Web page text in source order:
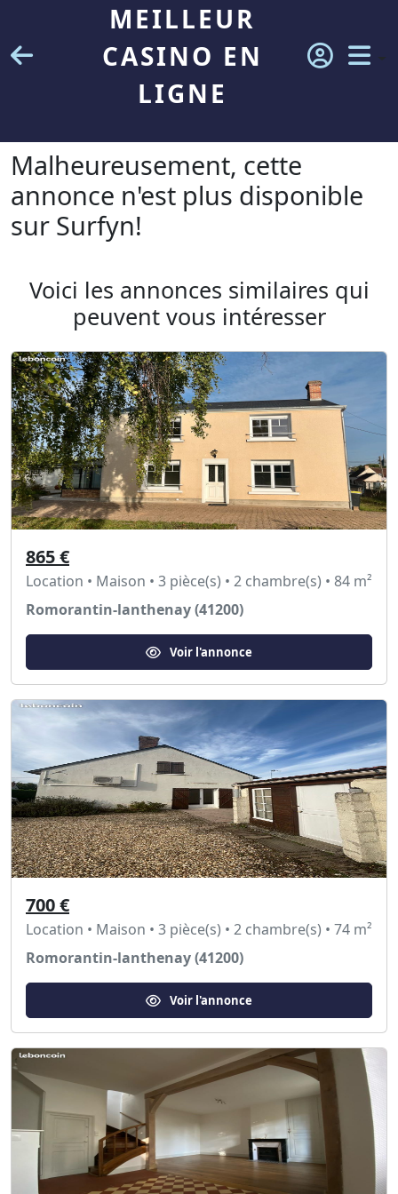
MEILLEUR
CASINO EN
LIGNE
Malheureusement, cette
annonce n'est plus disponible
sur Surfyn!
Voici les annonces similaires qui
peuvent vous intéresser
865 €
Location • Maison • 3 pièce(s) • 2 chambre(s) • 84 m²
Romorantin-lanthenay (41200)
Voir l'annonce
700 €
Location • Maison • 3 pièce(s) • 2 chambre(s) • 74 m²
Romorantin-lanthenay (41200)
Voir l'annonce